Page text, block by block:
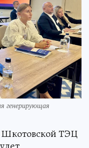
генерирующая
Шкотовской ТЭЦ